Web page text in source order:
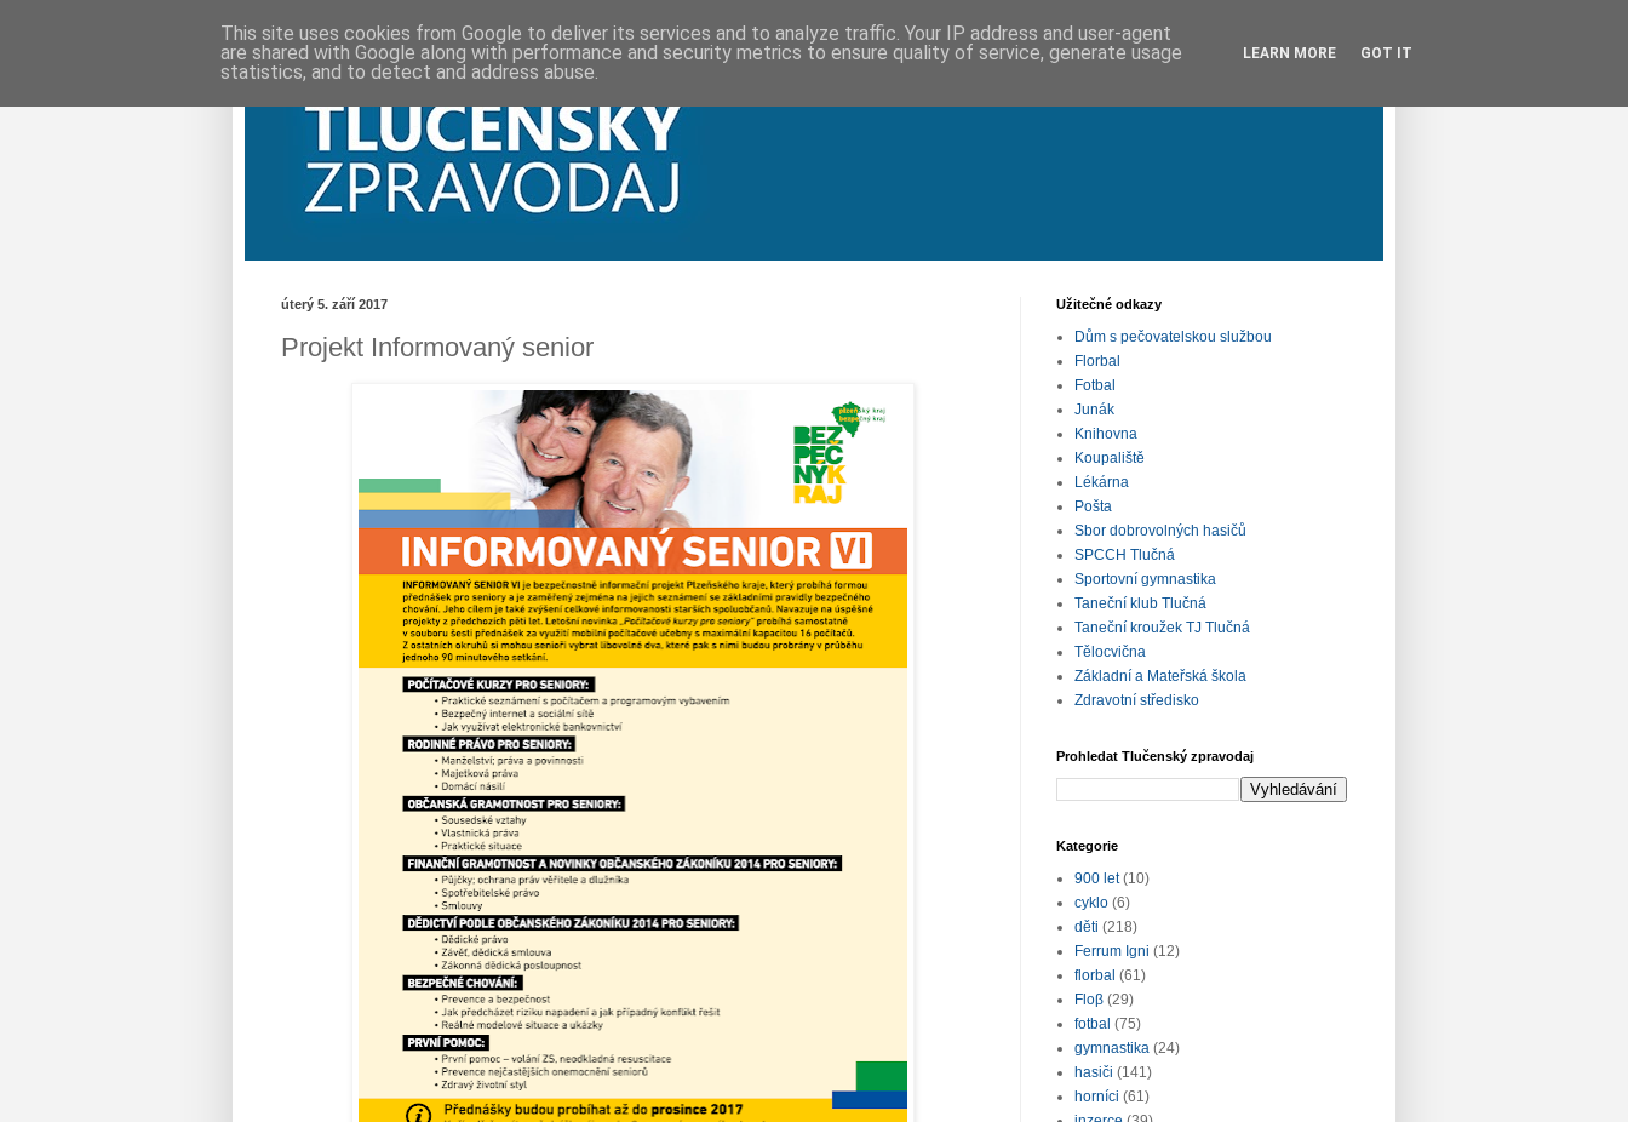
úterý 5. září 2017
Projekt Informovaný senior
Užitečné odkazy
Dům s pečovatelskou službou
Florbal
Fotbal
Junák
Knihovna
Koupaliště
Lékárna
Pošta
Sbor dobrovolných hasičů
SPCCH Tlučná
Sportovní gymnastika
Taneční klub Tlučná
Taneční kroužek TJ Tlučná
Tělocvična
Základní a Mateřská škola
Zdravotní středisko
Prohledat Tlučenský zpravodaj
Kategorie
900 let (10)
cyklo (6)
děti (218)
Ferrum Igni (12)
florbal (61)
Floβ (29)
fotbal (75)
gymnastika (24)
hasiči (141)
horníci (61)
This site uses cookies from Google to deliver its services and to analyze traffic. Your IP address and user-agent
are shared with Google along with performance and security metrics to ensure quality of service, generate usage
statistics, and to detect and address abuse.
LEARN MORE GOT IT